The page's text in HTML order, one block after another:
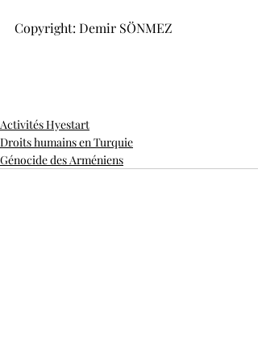
Copyright: Demir SÖNMEZ
Activités Hyestart
Droits humains en Turquie
Génocide des Arméniens